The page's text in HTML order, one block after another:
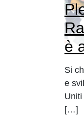
è
Si
e
[…]